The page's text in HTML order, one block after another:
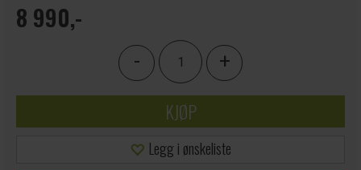
8 990,-
- +
KJØP
Legg i ønskeliste